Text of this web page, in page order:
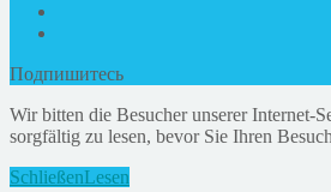
Подпишитесь
Wir bitten die Besucher unserer Internet-
sorgfältig zu lesen, bevor Sie Ihren
SchließenLesen